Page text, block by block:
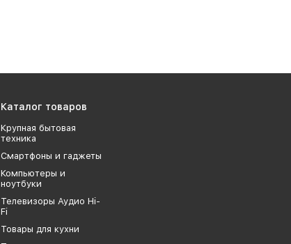
Каталог товаров
Крупная бытовая
техника
Смартфоны и гаджеты
Компьютеры и
ноутбуки
Телевизоры Аудио Hi-
Fi
Товары для кухни